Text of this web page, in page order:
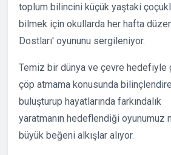
toplum bilincini küçük yaştaki
bilmek için okullarda her hafta
Dostları' oyununu sergileniyor.
Temiz bir dünya ve çevre hedefiyle
çöp atmama konusunda
buluşturup hayatlarında farkındalık
yaratmanın hedeflendiği
büyük beğeni alkışlar alıyor.